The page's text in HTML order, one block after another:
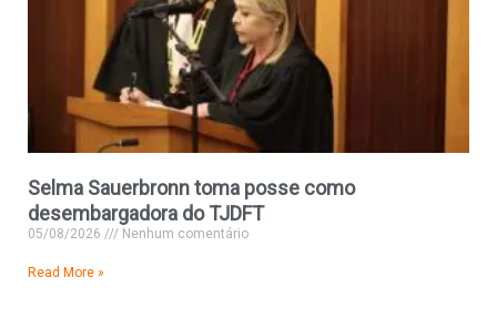
Selma Sauerbronn toma posse como
desembargadora do TJDFT
05/08/2026 Nenhum comentário
Read More »